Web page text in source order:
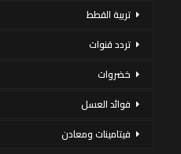
تربية القطط
تردد قنوات
خضروات
فوائد العسل
فيتامينات ومعادن